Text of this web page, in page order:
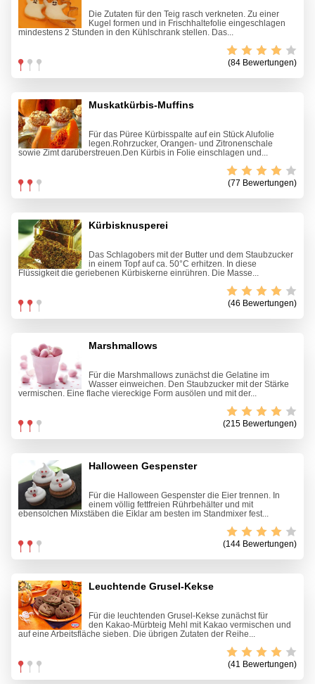
Die Zutaten für den Teig rasch verkneten. Zu einer
Kugel formen und in Frischhaltefolie eingeschlagen
mindestens 2 Stunden in den Kühlschrank stellen. Das...
(84 Bewertungen)
Muskatkürbis-Muffins
Für das Püree Kürbisspalte auf ein Stück Alufolie
legen.Rohrzucker, Orangen- und Zitronenschale
sowie Zimt darüberstreuen.Den Kürbis in Folie einschlagen und...
(77 Bewertungen)
Kürbisknusperei
Das Schlagobers mit der Butter und dem Staubzucker
in einem Topf auf ca. 50°C erhitzen. In diese
Flüssigkeit die geriebenen Kürbiskerne einrühren. Die Masse...
(46 Bewertungen)
Marshmallows
Für die Marshmallows zunächst die Gelatine im
Wasser einweichen. Den Staubzucker mit der Stärke
vermischen. Eine flache viereckige Form ausölen und mit der...
(215 Bewertungen)
Halloween Gespenster
Für die Halloween Gespenster die Eier trennen. In
einem völlig fettfreien Rührbehälter und mit
ebensolchen Mixstäben die Eiklar am besten im Standmixer fest...
(144 Bewertungen)
Leuchtende Grusel-Kekse
Für die leuchtenden Grusel-Kekse zunächst für
den Kakao-Mürbteig Mehl mit Kakao vermischen und
auf eine Arbeitsfläche sieben. Die übrigen Zutaten der Reihe...
(41 Bewertungen)